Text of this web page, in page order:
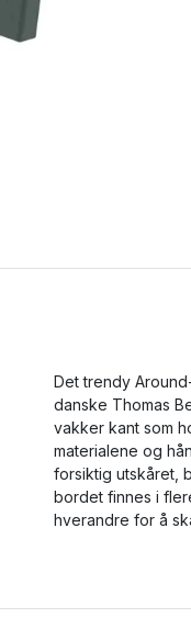
Det trendy
danske Thomas
vakker kant som
materialene og
forsiktig utskåret,
bordet finnes i
hverandre for å